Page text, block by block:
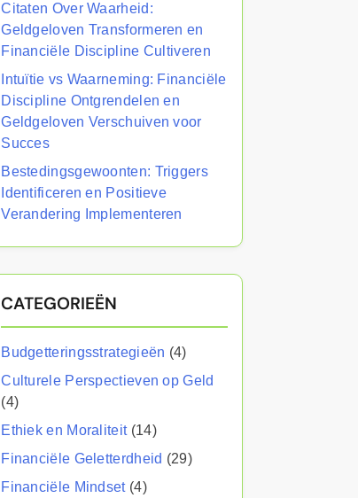
Citaten Over Waarheid:
Geldgeloven Transformeren en
Financiële Discipline Cultiveren
Intuïtie vs Waarneming: Financiële
Discipline Ontgrendelen en
Geldgeloven Verschuiven voor
Succes
Bestedingsgewoonten: Triggers
Identificeren en Positieve
Verandering Implementeren
CATEGORIEËN
Budgetteringsstrategieën (4)
Culturele Perspectieven op Geld
(4)
Ethiek en Moraliteit(14)
Financiële Geletterdheid (29)
Financiële Mindset(4)